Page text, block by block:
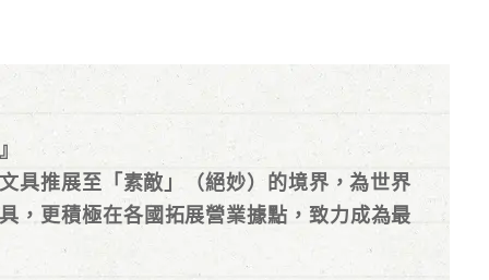
具推展至「素敵」（絕妙）的境界，為世界
，更積極在各國拓展營業據點，致力成為最